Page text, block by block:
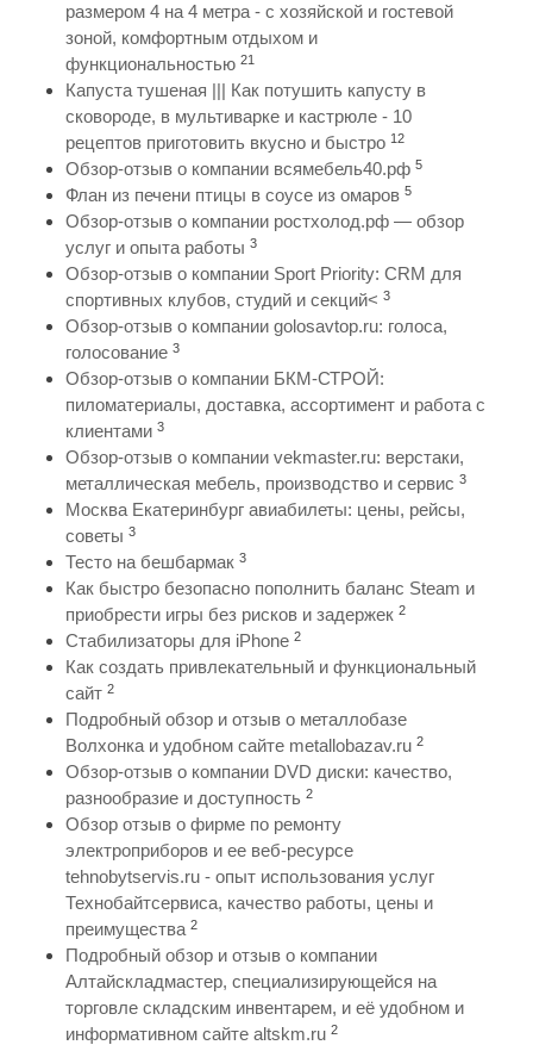
размером 4 на 4 метра - с хозяйской и гостевой
зоной, комфортным отдыхом и
функциональностью 21
Капуста тушеная ||| Как потушить капусту в
сковороде, в мультиварке и кастрюле - 10
рецептов приготовить вкусно и быстро 12
Обзор-отзыв о компании всямебель40.рф 5
Флан из печени птицы в соусе из омаров 5
Обзор-отзыв о компании ростхолод.рф — обзор
услуг и опыта работы 3
Обзор-отзыв о компании Sport Priority: CRM для
спортивных клубов, студий и секций< 3
Обзор-отзыв о компании golosavtop.ru: голоса,
голосование 3
Обзор-отзыв о компании БКМ-СТРОЙ:
пиломатериалы, доставка, ассортимент и работа с
клиентами 3
Обзор-отзыв о компании vekmaster.ru: верстаки,
металлическая мебель, производство и сервис 3
Москва Екатеринбург авиабилеты: цены, рейсы,
советы 3
Тесто на бешбармак 3
Как быстро безопасно пополнить баланс Steam и
приобрести игры без рисков и задержек 2
Стабилизаторы для iPhone 2
Как создать привлекательный и функциональный
сайт 2
Подробный обзор и отзыв о металлобазе
Волхонка и удобном сайте metallobazav.ru 2
Обзор-отзыв о компании DVD диски: качество,
разнообразие и доступность 2
Обзор отзыв о фирме по ремонту
электроприборов и ее веб-ресурсе
tehnobytservis.ru - опыт использования услуг
Технобайтсервиса, качество работы, цены и
преимущества 2
Подробный обзор и отзыв о компании
Алтайскладмастер, специализирующейся на
торговле складским инвентарем, и её удобном и
информативном сайте altskm.ru 2